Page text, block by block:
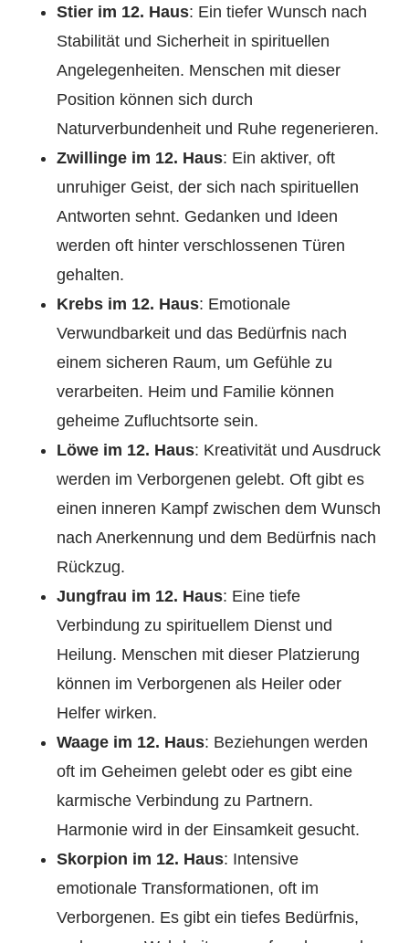
Stier im 12. Haus: Ein tiefer Wunsch nach
Stabilität und Sicherheit in spirituellen
Angelegenheiten. Menschen mit dieser
Position können sich durch
Naturverbundenheit und Ruhe regenerieren.
Zwillinge im 12. Haus: Ein aktiver, oft
unruhiger Geist, der sich nach spirituellen
Antworten sehnt. Gedanken und Ideen
werden oft hinter verschlossenen Türen
gehalten.
Krebs im 12. Haus: Emotionale
Verwundbarkeit und das Bedürfnis nach
einem sicheren Raum, um Gefühle zu
verarbeiten. Heim und Familie können
geheime Zufluchtsorte sein.
Löwe im 12. Haus: Kreativität und Ausdruck
werden im Verborgenen gelebt. Oft gibt es
einen inneren Kampf zwischen dem Wunsch
nach Anerkennung und dem Bedürfnis nach
Rückzug.
Jungfrau im 12. Haus: Eine tiefe
Verbindung zu spirituellem Dienst und
Heilung. Menschen mit dieser Platzierung
können im Verborgenen als Heiler oder
Helfer wirken.
Waage im 12. Haus: Beziehungen werden
oft im Geheimen gelebt oder es gibt eine
karmische Verbindung zu Partnern.
Harmonie wird in der Einsamkeit gesucht.
Skorpion im 12. Haus: Intensive
emotionale Transformationen, oft im
Verborgenen. Es gibt ein tiefes Bedürfnis,